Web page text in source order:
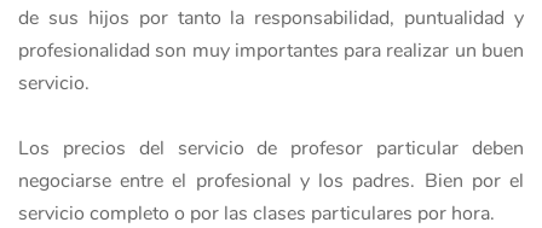
de sus hijos por tanto la responsabilidad, puntualidad y
profesionalidad son muy importantes para realizar un buen
servicio.
Los precios del servicio de profesor particular deben
negociarse entre el profesional y los padres. Bien por el
servicio completo o por las clases particulares por hora.